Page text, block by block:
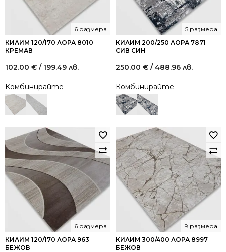
КИЛИМ 120/170 ЛОРА 8010
КРЕМАВ
6 размера
102.00 € / 199.49 лв.
Комбинирайте
КИЛИМ 200/250 ЛОРА 7871
СИВ СИН
5 размера
250.00 € / 488.96 лв.
Комбинирайте
КИЛИМ 120/170 ЛОРА 963
БЕЖОВ
6 размера
КИЛИМ 300/400 ЛОРА 8997
БЕЖОВ
9 размера